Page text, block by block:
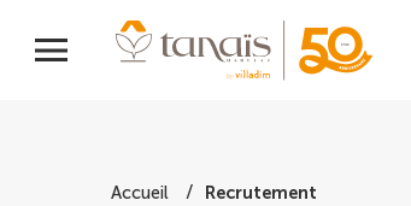
Accueil Recrutement